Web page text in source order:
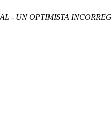
- UN OPTIMISTA